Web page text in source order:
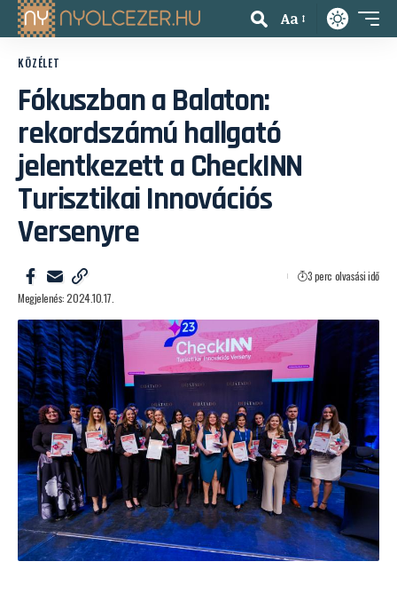
Aa
KÖZÉLET
Fókuszban a Balaton:
rekordszámú hallgató
jelentkezett a CheckINN
Turisztikai Innovációs
Versenyre
Megjelenés: 2024.10.17.
3 perc olvasási idő